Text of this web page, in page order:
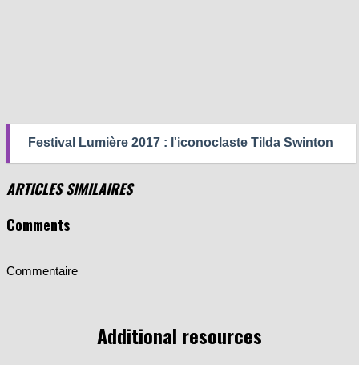
Festival Lumière 2017 : l'iconoclaste Tilda Swinton
ARTICLES SIMILAIRES
Comments
Commentaire
Additional resources